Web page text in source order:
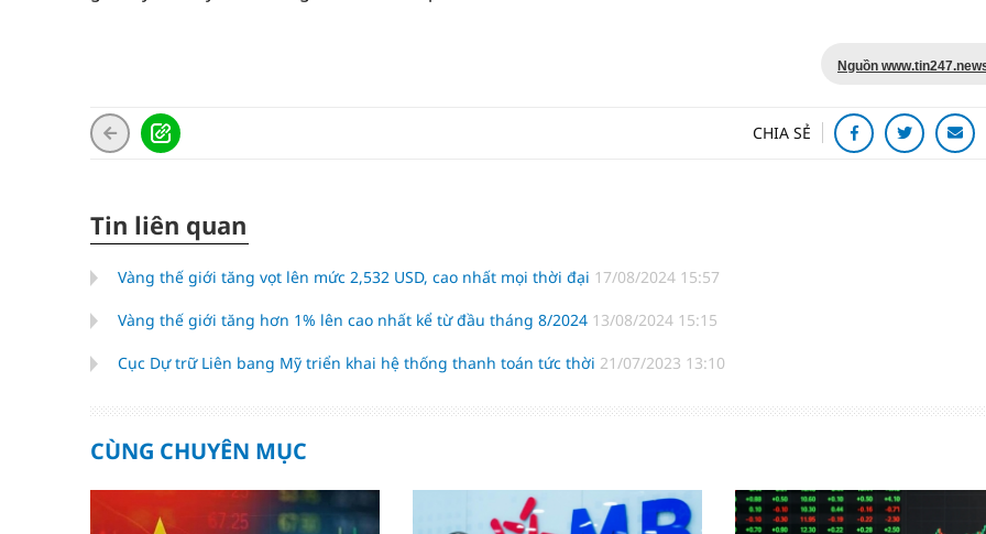
Nguồn
CHIA SẺ
Tin liên quan
Vàng thế giới tăng vọt lên mức 2,532 USD, cao nhất mọi thời đại 17/08/2024 15:57
Vàng thế giới tăng hơn 1% lên cao nhất kể từ đầu tháng 8/2024 13/08/2024 15:15
Cục Dự trữ Liên bang Mỹ triển khai hệ thống thanh toán tức thời 21/07/2023 13:10
CÙNG CHUYÊN MỤC